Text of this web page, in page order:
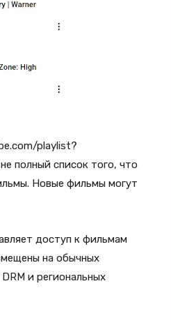
playlist?
полный список того, что
Новые фильмы могут
доступ к фильмам
на обычных
и региональных